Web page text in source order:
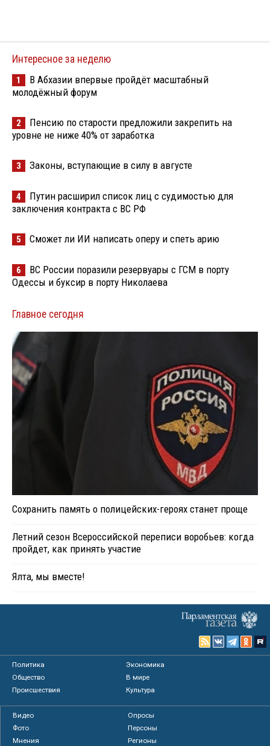
Интересное за неделю
1
В Абхазии впервые пройдёт масштабный
молодёжный форум
2
Пенсию по старости предложили закрепить на
уровне не ниже 40% от заработка
3 Законы, вступающие в силу в августе
4
Путин расширил список лиц с судимостью для
заключения контракта с ВС РФ
5 Сможет ли ИИ написать оперу и спеть арию
6
ВС России поразили резервуары с ГСМ в порту
Одессы и буксир в порту Николаева
Главное сегодня
Сохранить память о полицейских-героях станет проще
Летний сезон Всероссийской переписи воробьев: когда
пройдет, как принять участие
Ялта, мы вместе!
Политика
Экономика
Общество
В мире
Происшествия
Культура
Видео
Опросы
Фото
Персоны
Мнения
Регионы